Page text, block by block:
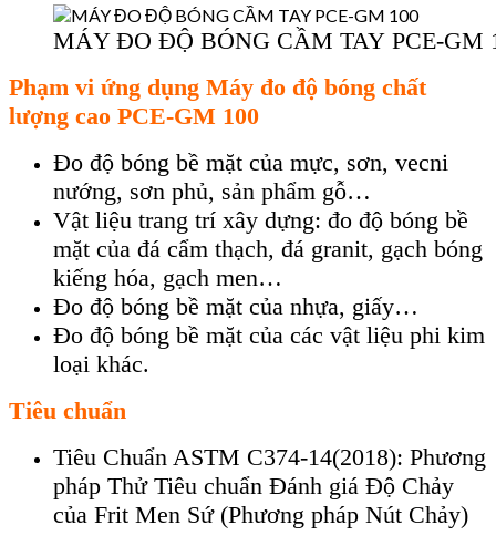
MÁY ĐO ĐỘ BÓNG CẦM TAY PCE-GM
Phạm vi ứng dụng Máy đo độ bóng chất
lượng cao PCE-GM 100
Đo độ bóng bề mặt của mực, sơn, vecni
nướng, sơn phủ, sản phẩm gỗ…
Vật liệu trang trí xây dựng: đo độ bóng bề
mặt của đá cẩm thạch, đá granit, gạch bóng
kiếng hóa, gạch men…
Đo độ bóng bề mặt của nhựa, giấy…
Đo độ bóng bề mặt của các vật liệu phi kim
loại khác.
Tiêu chuẩn
Tiêu Chuẩn ASTM C374-14(2018): Phương
pháp Thử Tiêu chuẩn Đánh giá Độ Chảy
của Frit Men Sứ (Phương pháp Nút Chảy)